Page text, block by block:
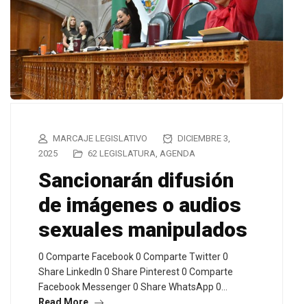
MARCAJE LEGISLATIVO
DICIEMBRE 3,
2025
62 LEGISLATURA AGENDA
Sancionarán difusión
de imágenes o audios
sexuales manipulados
0 Comparte Facebook 0 Comparte Twitter 0
Share LinkedIn 0 Share Pinterest 0 Comparte
Facebook Messenger 0 Share WhatsApp 0…
Read More